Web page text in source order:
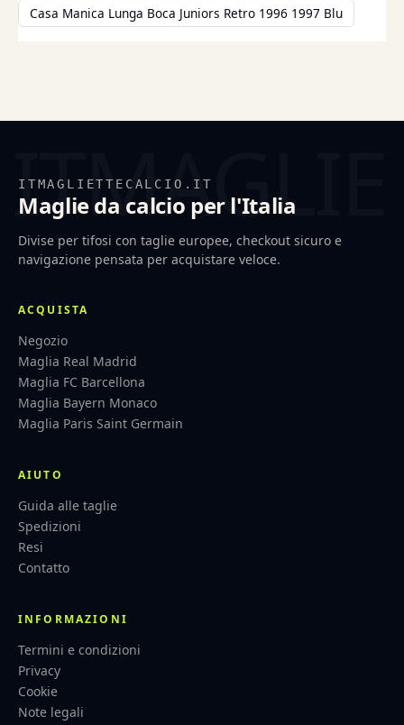
Casa Manica Lunga Boca Juniors Retro 1996 1997 Blu
ITMAGLIETTECALCIO.IT
Maglie da calcio per l'Italia
Divise per tifosi con taglie europee, checkout sicuro e
navigazione pensata per acquistare veloce.
ACQUISTA
Negozio
Maglia Real Madrid
Maglia FC Barcellona
Maglia Bayern Monaco
Maglia Paris Saint Germain
AIUTO
Guida alle taglie
Spedizioni
Resi
Contatto
INFORMAZIONI
Termini e condizioni
Privacy
Cookie
Note legali